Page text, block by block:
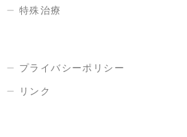
特殊治療
プライバシーポリシー
リンク